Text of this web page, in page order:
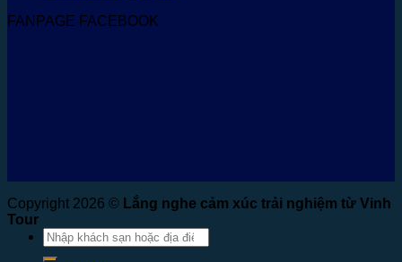
FANPAGE FACEBOOK
Copyright 2026 © Lắng nghe cảm xúc trải nghiệm từ Vinh
Tour
Tìm
kiếm: